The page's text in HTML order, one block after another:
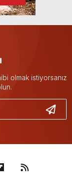
olmak istiyorsanız